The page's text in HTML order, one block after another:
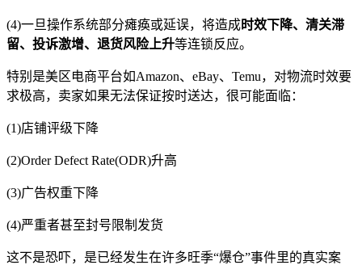
(4)一旦操作系统部分瘫痪或延误，将造成时效下降、清关滞
留、投诉激增、退货风险上升等连锁反应。
特别是美区电商平台如Amazon、eBay、Temu，对物流时效要
求极高，卖家如果无法保证按时送达，很可能面临：
(1)店铺评级下降
(2)Order Defect Rate(ODR)升高
(3)广告权重下降
(4)严重者甚至封号限制发货
这不是恐吓，是已经发生在许多旺季“爆仓”事件里的真实案